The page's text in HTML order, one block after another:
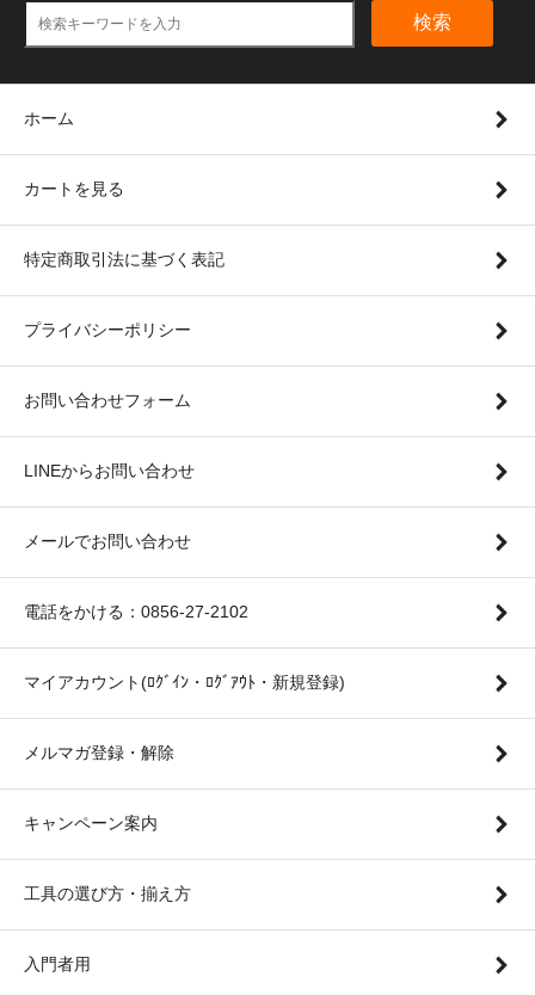
検索
ホーム
カートを見る
特定商取引法に基づく表記
プライバシーポリシー
お問い合わせフォーム
LINEからお問い合わせ
メールでお問い合わせ
電話をかける：0856-27-2102
マイアカウント(ﾛｸﾞｲﾝ・ﾛｸﾞｱｳﾄ・新規登録)
メルマガ登録・解除
キャンペーン案内
工具の選び方・揃え方
入門者用